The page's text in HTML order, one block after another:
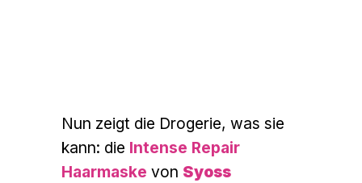
Nun zeigt die Drogerie, was sie
kann: die Intense Repair
Haarmaske von Syoss